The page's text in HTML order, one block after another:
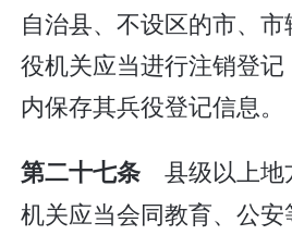
自治县、不设区的市、
役机关应当进行注销登
内保存其兵役登记信息。
第二十七条县级以上
机关应当会同教育、公